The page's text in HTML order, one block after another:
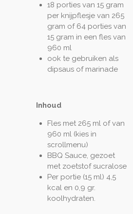
18 porties van 15 gram
per knijpflesje van 265
gram of 64 porties van
15 gram in een fles van
960 ml
ook te gebruiken als
dipsaus of marinade
Inhoud
Fles met 265 ml of van
960 ml (kies in
scrollmenu)
BBQ Sauce, gezoet
met zoetstof sucralose
Per portie (15 ml) 4,5
kcal en 0,9 gr.
koolhydraten.